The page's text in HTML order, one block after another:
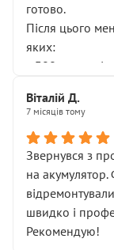
готово.
Після цього
яких:
• 300 грн —
НЕ погоджував
послуга. Тим
діагностики
зауваження
лише
Але головне —
залишився
Віталій Д.
7 місяців тому
Звернувся з
на
швидко і
Рекомендую!